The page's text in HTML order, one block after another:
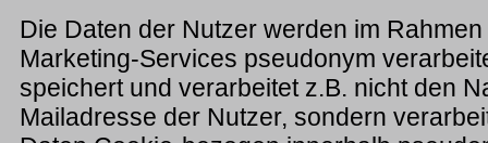
Die Daten der Nutzer werden im
Marketing-Services pseudonym
speichert und verarbeitet z.B. nicht den
Mailadresse der Nutzer, sondern